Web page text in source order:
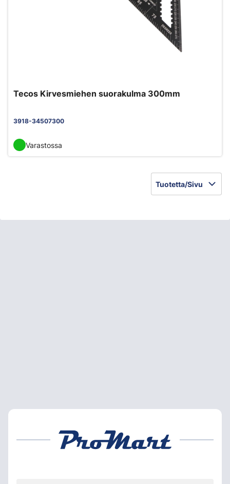
Tecos Kirvesmiehen suorakulma 300mm
3918-34507300
Varastossa
Tuotetta/Sivu